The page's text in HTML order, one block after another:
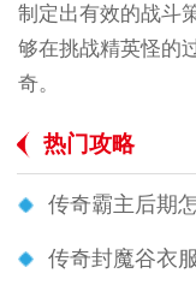
制定出有效的战斗
够在挑战精英怪的
奇。
热门攻略
传奇霸主后期
传奇封魔谷衣